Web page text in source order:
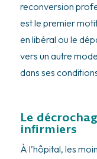
reconversion
est le premier
en libéral ou le
vers un autre
dans ses
Le
infirmiers
À l’hôpital, les